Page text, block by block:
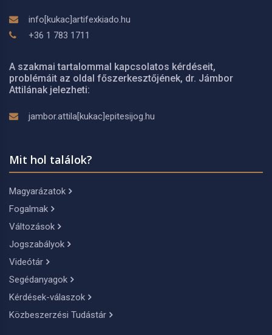
info[kukac]artifexkiado.hu
+36 1 783 1711
A szakmai tartalommal kapcsolatos kérdéseit,
problémáit az oldal főszerkesztőjének, dr. Jámbor
Attilának jelezheti:
jambor.attila[kukac]epitesijog.hu
Mit hol találok?
Magyarázatok
Fogalmak
Változások
Jogszabályok
Videótár
Segédanyagok
Kérdések-válaszok
Közbeszerzési Tudástár